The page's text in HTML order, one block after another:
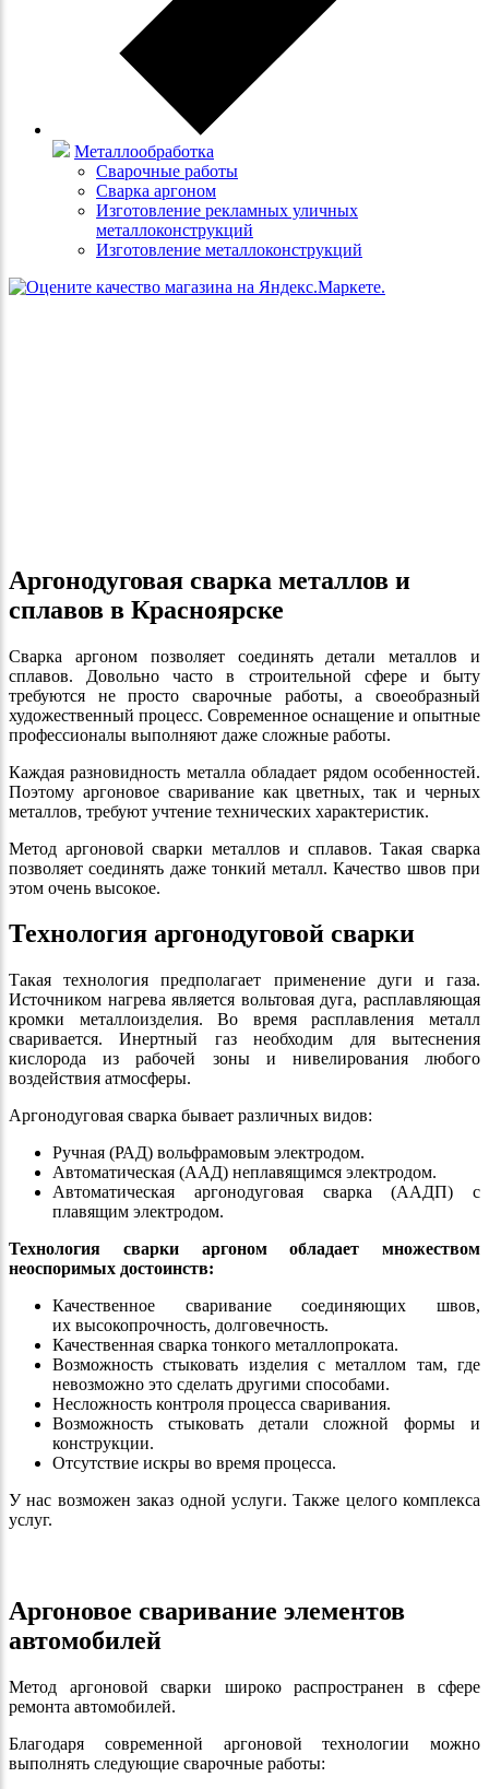
Металлообработка
Сварочные работы
Сварка аргоном
Изготовление рекламных уличных
металлоконструкций
Изготовление металлоконструкций
Аргонодуговая сварка металлов и
сплавов в Красноярске
Сварка аргоном позволяет соединять детали металлов и
сплавов. Довольно часто в строительной сфере и быту
требуются не просто сварочные работы, а своеобразный
художественный процесс. Современное оснащение и опытные
профессионалы выполняют даже сложные работы.
Каждая разновидность металла обладает рядом особенностей.
Поэтому аргоновое сваривание как цветных, так и черных
металлов, требуют учтение технических характеристик.
Метод аргоновой сварки металлов и сплавов. Такая сварка
позволяет соединять даже тонкий металл. Качество швов при
этом очень высокое.
Технология аргонодуговой сварки
Такая технология предполагает применение дуги и газа.
Источником нагрева является вольтовая дуга, расплавляющая
кромки металлоизделия. Во время расплавления металл
сваривается. Инертный газ необходим для вытеснения
кислорода из рабочей зоны и нивелирования любого
воздействия атмосферы.
Аргонодуговая сварка бывает различных видов:
Ручная (РАД) вольфрамовым электродом.
Автоматическая (ААД) неплавящимся электродом.
Автоматическая аргонодуговая сварка (ААДП) с
плавящим электродом.
Технология сварки аргоном обладает множеством
неоспоримых достоинств:
Качественное сваривание соединяющих швов,
их высокопрочность, долговечность.
Качественная сварка тонкого металлопроката.
Возможность стыковать изделия с металлом там, где
невозможно это сделать другими способами.
Несложность контроля процесса сваривания.
Возможность стыковать детали сложной формы и
конструкции.
Отсутствие искры во время процесса.
У нас возможен заказ одной услуги. Также целого комплекса
услуг.
Аргоновое сваривание элементов
автомобилей
Метод аргоновой сварки широко распространен в сфере
ремонта автомобилей.
Благодаря современной аргоновой технологии можно
выполнять следующие сварочные работы: